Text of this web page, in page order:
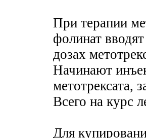
При терапии
фолинат
дозах
Начинают
метотрексата,
Всего на курс
Для